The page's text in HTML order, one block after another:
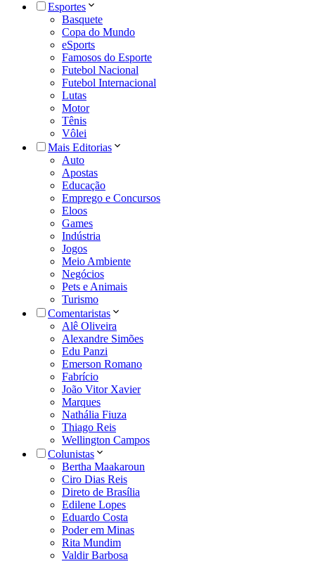
Esportes
Basquete
Copa do Mundo
eSports
Famosos do Esporte
Futebol Nacional
Futebol Internacional
Lutas
Motor
Tênis
Vôlei
Mais Editorias
Auto
Apostas
Educação
Emprego e Concursos
Eloos
Games
Indústria
Jogos
Meio Ambiente
Negócios
Pets e Animais
Turismo
Comentaristas
Alê Oliveira
Alexandre Simões
Edu Panzi
Emerson Romano
Fabrício
João Vitor Xavier
Marques
Nathália Fiuza
Thiago Reis
Wellington Campos
Colunistas
Bertha Maakaroun
Ciro Dias Reis
Direto de Brasília
Edilene Lopes
Eduardo Costa
Poder em Minas
Rita Mundim
Valdir Barbosa